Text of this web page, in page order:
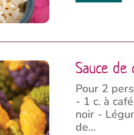
Sauce de
Pour 2
- 1 c. à
noir -
de...